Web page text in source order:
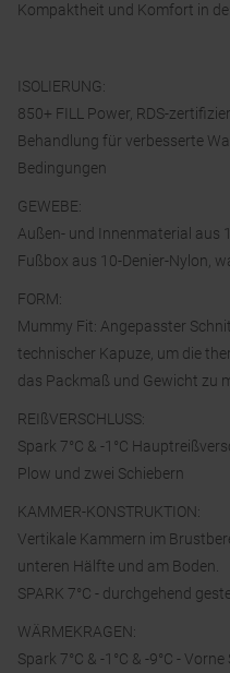
Kompaktheit und Komfort in
ISOLIERUNG:
850+ FILL Power, RDS-
Behandlung für verbesserte
Bedingungen
GEWEBE:
Außen- und Innenmaterial aus
Fußbox aus 10-Denier-Nylon,
FORM:
Mummy Fit: Angepasster
technischer Kapuze, um die
das Packmaß und Gewicht zu
REIßVERSCHLUSS:
Spark 7°C & -1°C
Plow und zwei Schiebern
KAMMER-KONSTRUKTION:
Vertikale Kammern im
unteren Hälfte und am Boden.
SPARK 7°C - durchgehend
WÄRMEKRAGEN:
Spark 7°C & -1°C & -9°C -